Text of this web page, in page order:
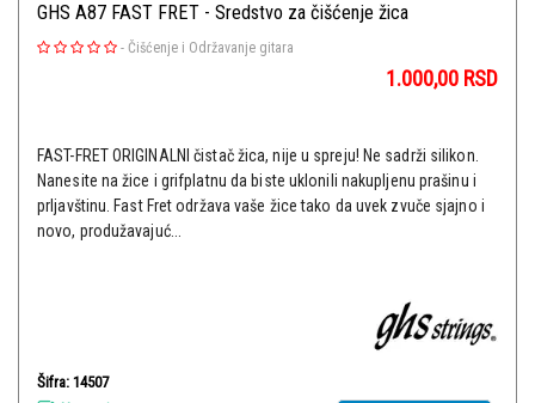
GHS A87 FAST FRET - Sredstvo za čišćenje žica
- Čišćenje i Održavanje gitara
1.000,00 RSD
FAST-FRET ORIGINALNI čistač žica, nije u spreju! Ne sadrži silikon.
Nanesite na žice i grifplatnu da biste uklonili nakupljenu prašinu i
prljavštinu. Fast Fret održava vaše žice tako da uvek zvuče sjajno i
novo, produžavajuć...
Šifra: 14507